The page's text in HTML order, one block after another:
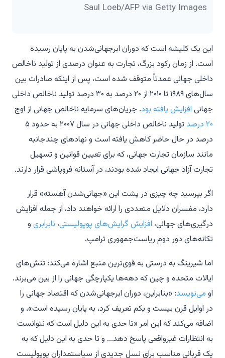
Saul Loeb/AFP via Getty Images
این یک کلیشه است که دوران ابرجهانی‌شدن به پایان رسیده
است. از زمان رکود بزرگ، تجارت به عنوان درصدی از تولید ناخالص
داخلی جهانی عمدتاً متوقف شده است، پس از اینکه صادرات بین
سال‌های ۱۹۸۹ تا ۲۰۱۰ از ۲۰ درصد به ۳۰ درصد تولید ناخالص داخلی
جهانی افزایش یافته بود. جریان‌های سرمایه ناخالص جهانی از اوج
۲۰ درصد
تولید ناخالص داخلی جهانی در سال ۲۰۰۷ به حدود ۵
درصد در حال حاضر کاهش یافته است و نهادهای چندجانبه
مانند سازمان تجارت جهانی، که برای تعیین قوانین و تسهیل
تجارت آزاد جهانی ایجاد شده بودند، در آستانه فروپاشی قرار دارند.
اگر بپرسید چه چیزی در پشت این «جهانی‌شدن آهسته» قرار
دارد، مفسران دلایل متعددی را ارائه خواهند داد، از جمله افزایش
درگیری‌های جهانی، افزایش گرایش‌های پوپولیستی، نابرابری و
تکانه‌های دور دوم ریاست‌جمهوری ترامپ.
اما شیرینگ به درستی به قوی‌ترین منبع اشاره می‌کند: تنش‌های
ایالات متحده و چین که دهه‌ها یکپارچگی جهانی را از بین می‌برند.
او می‌نویسد: «بنابراین، دوران ابرجهانی‌شدن که اقتصاد جهانی را
در اوایل قرن بیست و یکم تعریف کرد، به پایان رسیده است»، و
اضافه می‌کند که این امر «تا حدی به این دلیل است که نتوانست
به انتظارات غیرواقعی پاسخ دهد... و تا حدی به این دلیل که به
یک قربانی مناسب برای نسل جدیدی از سیاستمداران پوپولیست